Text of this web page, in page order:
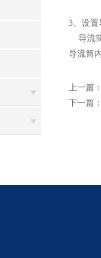
3、设置
导流筒
导流筒
上一篇
下一篇